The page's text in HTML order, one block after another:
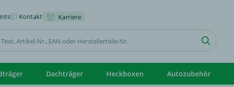
Kontakt Karriere
Dachträger Heckboxen Autozubehör